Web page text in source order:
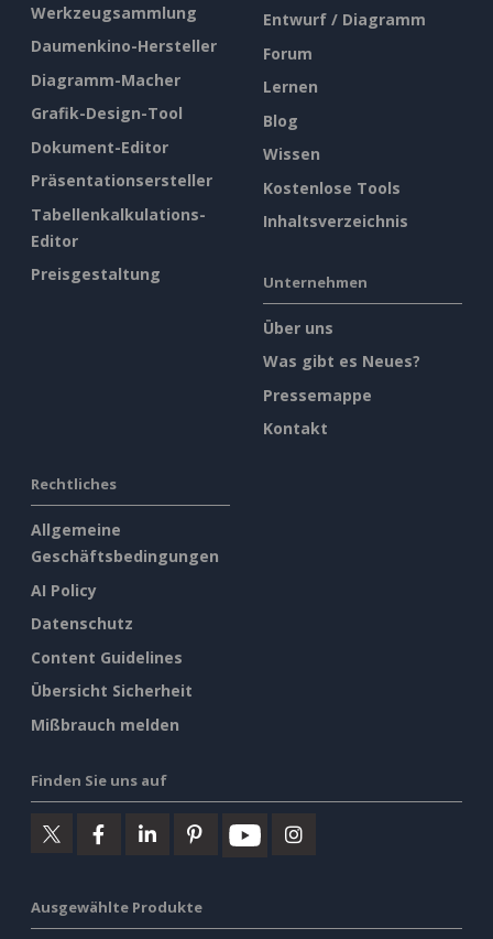
Werkzeugsammlung
Daumenkino-Hersteller
Diagramm-Macher
Grafik-Design-Tool
Dokument-Editor
Präsentationsersteller
Tabellenkalkulations-
Editor
Preisgestaltung
Entwurf / Diagramm
Forum
Lernen
Blog
Wissen
Kostenlose Tools
Inhaltsverzeichnis
Unternehmen
Über uns
Was gibt es Neues?
Pressemappe
Kontakt
Rechtliches
Allgemeine
Geschäftsbedingungen
AI Policy
Datenschutz
Content Guidelines
Übersicht Sicherheit
Mißbrauch melden
Finden Sie uns auf
Ausgewählte Produkte